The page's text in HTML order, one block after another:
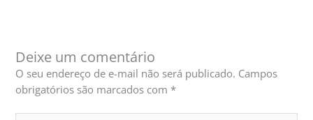
Deixe um comentário
O seu endereço de e-mail não será publicado. Campos
obrigatórios são marcados com *